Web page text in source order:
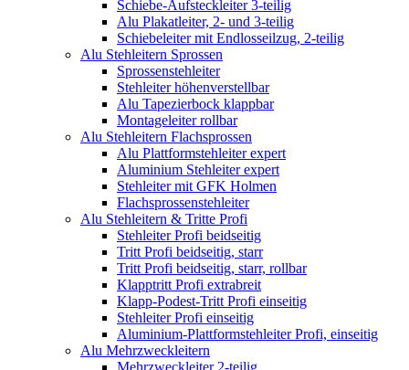
Schiebe-Aufsteckleiter 3-teilig
Alu Plakatleiter, 2- und 3-teilig
Schiebeleiter mit Endlosseilzug, 2-teilig
Alu Stehleitern Sprossen
Sprossenstehleiter
Stehleiter höhenverstellbar
Alu Tapezierbock klappbar
Montageleiter rollbar
Alu Stehleitern Flachsprossen
Alu Plattformstehleiter expert
Aluminium Stehleiter expert
Stehleiter mit GFK Holmen
Flachsprossenstehleiter
Alu Stehleitern & Tritte Profi
Stehleiter Profi beidseitig
Tritt Profi beidseitig, starr
Tritt Profi beidseitig, starr, rollbar
Klapptritt Profi extrabreit
Klapp-Podest-Tritt Profi einseitig
Stehleiter Profi einseitig
Aluminium-Plattformstehleiter Profi, einseitig
Alu Mehrzweckleitern